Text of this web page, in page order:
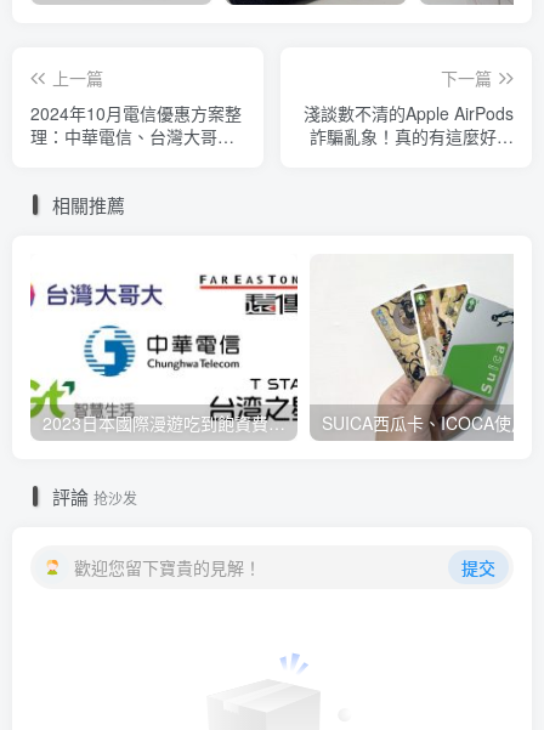
上一篇
2024年10月電信優惠方案整
理：中華電信、台灣大哥
下一篇
淺談數不清的Apple AirPods
詐騙亂象！真的有這麼好騙
相關推薦
2023日本國際漫遊吃到飽資費懶人包：中華電信、遠傳電信、台灣大哥大、台灣之星、亞太電信
評論 抢沙发
歡迎您留下寶貴的見解！ 提交